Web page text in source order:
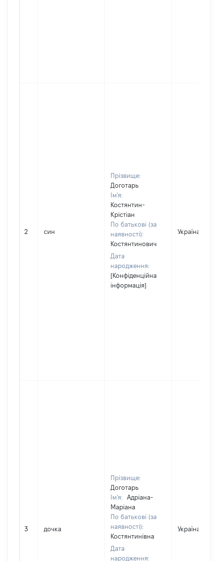
2 син
Прізвище:
Доготарь
Ім'я:
Костянтин-
Крістіан
По батькові (за
наявності):
Костянтинович
Дата
народження:
[Конфіденційна
інформація]
Україна
3 дочка
Прізвище:
Доготарь
Ім'я:
Адріана-
Маріана
По батькові (за
наявності):
Костянтинівна
Дата
народження:
Україна